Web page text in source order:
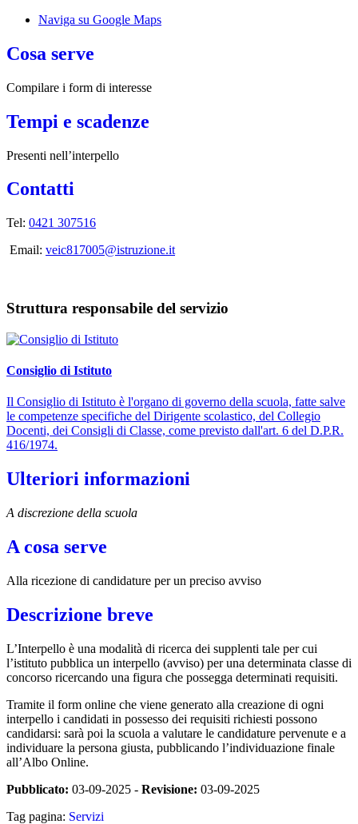
Naviga su Google Maps
Cosa serve
Compilare i form di interesse
Tempi e scadenze
Presenti nell’interpello
Contatti
Tel: 0421 307516
Email: veic817005@istruzione.it
Struttura responsabile del servizio
Consiglio di Istituto
Il Consiglio di Istituto è l'organo di governo della scuola, fatte salve
le competenze specifiche del Dirigente scolastico, del Collegio
Docenti, dei Consigli di Classe, come previsto dall'art. 6 del D.P.R.
416/1974.
Ulteriori informazioni
A discrezione della scuola
A cosa serve
Alla ricezione di candidature per un preciso avviso
Descrizione breve
L’Interpello è una modalità di ricerca dei supplenti tale per cui
l’istituto pubblica un interpello (avviso) per una determinata classe di
concorso ricercando una figura che possegga determinati requisiti.
Tramite il form online che viene generato alla creazione di ogni
interpello i candidati in possesso dei requisiti richiesti possono
candidarsi: sarà poi la scuola a valutare le candidature pervenute e a
individuare la persona giusta, pubblicando l’individuazione finale
all’Albo Online.
Pubblicato: 03-09-2025 - Revisione: 03-09-2025
Tag pagina: Servizi